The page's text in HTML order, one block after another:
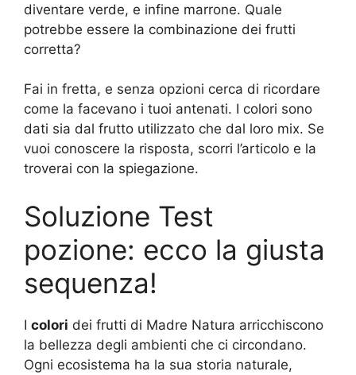
diventare verde, e infine marrone. Quale
potrebbe essere la combinazione dei frutti
corretta?
Fai in fretta, e senza opzioni cerca di ricordare
come la facevano i tuoi antenati. I colori sono
dati sia dal frutto utilizzato che dal loro mix. Se
vuoi conoscere la risposta, scorri l’articolo e la
troverai con la spiegazione.
Soluzione Test
pozione: ecco la giusta
sequenza!
I colori dei frutti di Madre Natura arricchiscono
la bellezza degli ambienti che ci circondano.
Ogni ecosistema ha la sua storia naturale,